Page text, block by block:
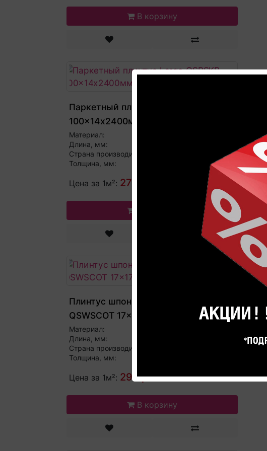
В корзину
Паркетный плинтус Largo QSPSKR
100x14х2400мм
Материал:
Длина, мм:
Страна производитель:
Бельгия
Толщина, мм:
Цена за 1м²: 277 р.
Плинтус шпонированный скоция
QSWSCOT 17x17x2400мм
Материал:
Длина, мм:
Страна производитель:
Толщина, мм:
Цена за 1м²: 298 р.
В корзину